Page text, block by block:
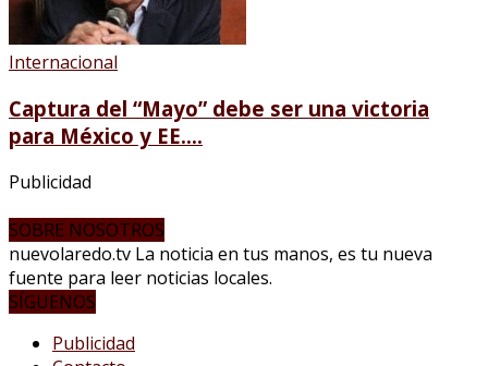
Internacional
Captura del “Mayo” debe ser una victoria
para México y EE....
Publicidad
SOBRE NOSOTROS
nuevolaredo.tv La noticia en tus manos, es tu nueva
fuente para leer noticias locales.
SÍGUENOS
Publicidad